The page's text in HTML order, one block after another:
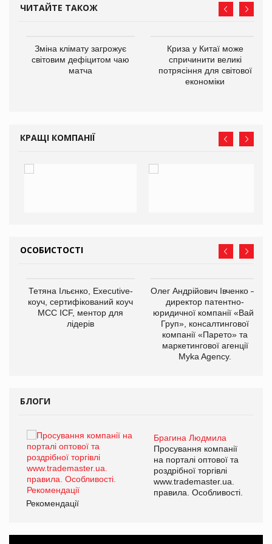
ЧИТАЙТЕ ТАКОЖ
Зміна клімату загрожує
світовим дефіцитом чаю
матча
Криза у Китаї може
спричинити великі
потрясіння для світової
економіки
КРАЩІ КОМПАНІЇ
ОСОБИСТОСТІ
Тетяна Ільєнко, Executive-
коуч, сертифікований коуч
МСС ICF, ментор для
лідерів
Олег Андрійович Івченко —
директор патентно-
юридичної компанії «Вайз
Груп», консалтингової
компанії «Парето» та
маркетингової агенції
Myka Agency.
БЛОГИ
Брагина Людмила
Просування компанії
на порталі оптової та
роздрібної торгівлі
www.trademaster.ua.
правила. Особливості.
Рекомендації